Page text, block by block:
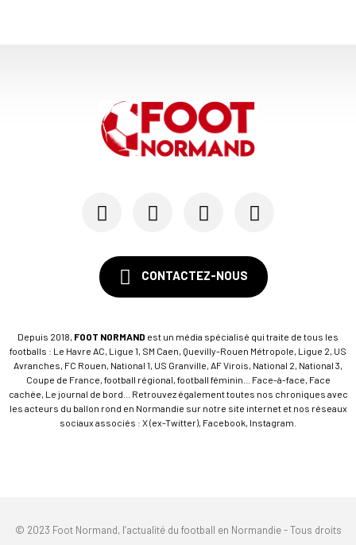
CONTACTEZ-NOUS
Depuis 2018, FOOT NORMAND est un média spécialisé qui traite de tous les
footballs : Le Havre AC, Ligue 1, SM Caen, Quevilly-Rouen Métropole, Ligue 2, US
Avranches, FC Rouen, National 1, US Granville, AF Virois, National 2, National 3,
Coupe de France, football régional, football féminin... Face-à-face, Face
cachée, Le journal de bord... Retrouvez également toutes nos chroniques avec
les acteurs du ballon rond en Normandie sur notre site internet et nos réseaux
sociaux associés : X (ex-Twitter), Facebook, Instagram.
© 2023 Foot Normand, l’actualité du football en Normandie - Tous droits